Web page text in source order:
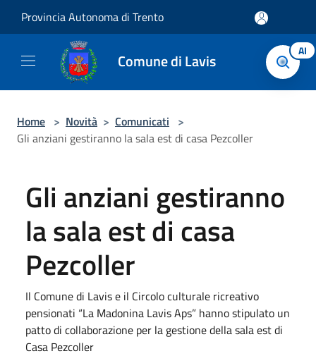
Provincia Autonoma di Trento
Comune di Lavis AI
Home > Novità > Comunicati >
Gli anziani gestiranno la sala est di casa Pezcoller
Gli anziani gestiranno
la sala est di casa
Pezcoller
Il Comune di Lavis e il Circolo culturale ricreativo
pensionati “La Madonina Lavis Aps” hanno stipulato un
patto di collaborazione per la gestione della sala est di
Casa Pezcoller